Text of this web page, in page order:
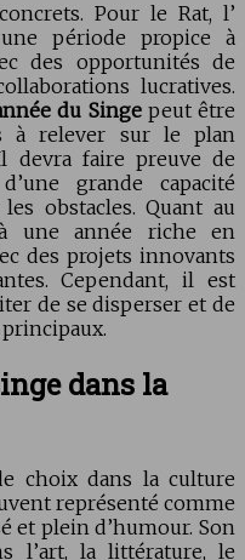
Pour le Rat, l’
période propice à
des opportunités de
lucratives.
du Singe peut être
à relever sur le plan
devra faire preuve de
grande capacité
obstacles. Quant au
une année riche en
des projets innovants
Cependant, il est
de se disperser et de
dans la
choix dans la culture
représenté comme
et plein d’humour. Son
l’art, la littérature, le